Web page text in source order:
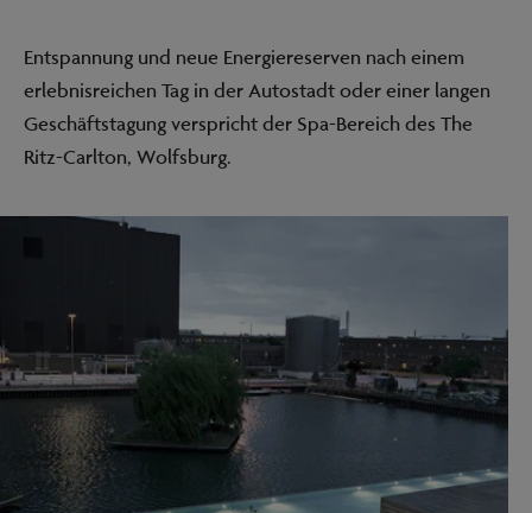
Entspannung und neue Energiereserven nach einem
erlebnisreichen Tag in der Autostadt oder einer langen
Geschäftstagung verspricht der Spa-Bereich des The
Ritz-Carlton, Wolfsburg.